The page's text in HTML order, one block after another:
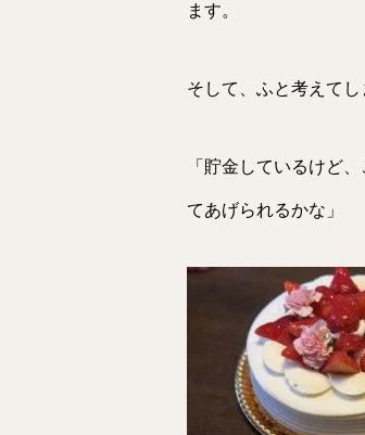
ます。
そして、ふと考えてし
「貯金しているけど
てあげられるかな」